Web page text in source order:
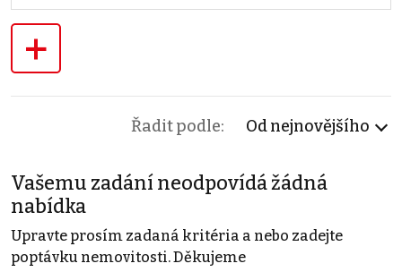
+
Řadit podle: Od nejnovějšího
Vašemu zadání neodpovídá žádná
nabídka
Upravte prosím zadaná kritéria a nebo zadejte
poptávku nemovitosti. Děkujeme